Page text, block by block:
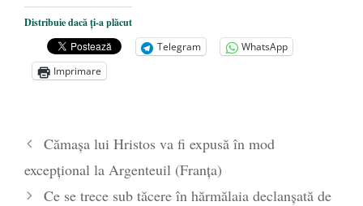
De ce propaganda LGBT nu-și are locul în
unitățile de învățământ
- 17 iunie 2020
Anarhia din SUA e opera stângii radicale
2 iunie 2020
mai 2020
Distribuie dacă ți-a plăcut
Telegram
WhatsApp
Imprimare
Cămașa lui Hristos va fi expusă în mod
excepțional la Argenteuil (Franța)
Ce se trece sub tăcere în hărmălaia declanșată de